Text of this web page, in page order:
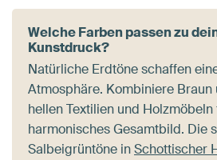
Welche Farben passen zu
Kunstdruck?
Natürliche Erdtöne schaffen
Atmosphäre. Kombiniere Braun
hellen Textilien und Holzmöbeln
harmonisches Gesamtbild. Die
Salbeigrüntöne inSchottischer